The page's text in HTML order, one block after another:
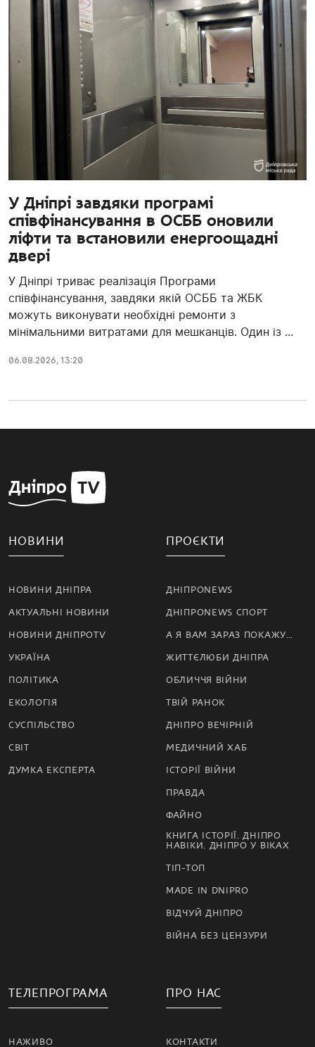
У Дніпрі завдяки програмі
співфінансування в ОСББ оновили
ліфти та встановили енергоощадні
двері
У Дніпрі триває реалізація Програми
співфінансування, завдяки якій ОСББ та ЖБК
можуть виконувати необхідні ремонти з
мінімальними витратами для мешканців. Один із ...
06.08.2026, 13:20
НОВИНИ
НОВИНИ ДНІПРА
АКТУАЛЬНІ НОВИНИ
НОВИНИ ДНІПРОTV
УКРАЇНА
ПОЛІТИКА
ЕКОЛОГІЯ
СУСПІЛЬСТВО
СВІТ
ДУМКА ЕКСПЕРТА
ПРОЄКТИ
ДНІПРОNEWS
ДНІПРОNEWS СПОРТ
А Я ВАМ ЗАРАЗ ПОКАЖУ…
ЖИТТЄЛЮБИ ДНІПРА
ОБЛИЧЧЯ ВІЙНИ
ТВІЙ РАНОК
ДНІПРО ВЕЧІРНІЙ
МЕДИЧНИЙ ХАБ
ІСТОРІЇ ВІЙНИ
ПРАВДА
ФАЙНО
КНИГА ІСТОРІЇ. ДНІПРО
НАВІКИ. ДНІПРО У ВІКАХ
ТІП-ТОП
MADE IN DNIPRO
ВІДЧУЙ ДНІПРО
ВІЙНА БЕЗ ЦЕНЗУРИ
ТЕЛЕПРОГРАМА
НАЖИВО
ПРО НАС
КОНТАКТИ